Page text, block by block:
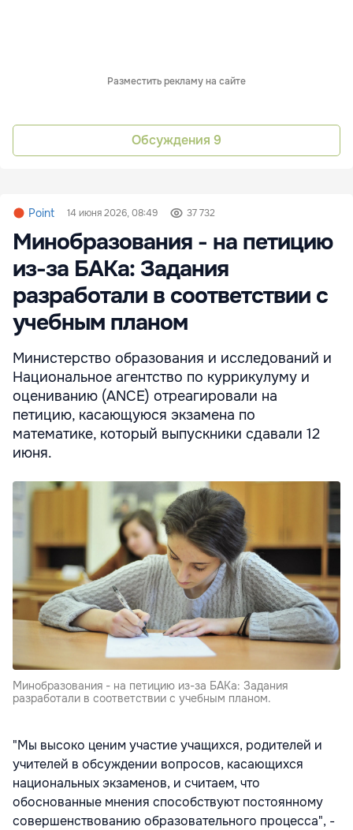
Разместить рекламу на сайте
Обсуждения 9
Point 14 июня 2026, 08:49 37 732
Минобразования - на петицию
из-за БАКа: Задания
разработали в соответствии с
учебным планом
Министерство образования и исследований и
Национальное агентство по куррикулуму и
оцениванию (ANCE) отреагировали на
петицию, касающуюся экзамена по
математике, который выпускники сдавали 12
июня.
Минобразования - на петицию из-за БАКа: Задания
разработали в соответствии с учебным планом.
"Мы высоко ценим участие учащихся, родителей и
учителей в обсуждении вопросов, касающихся
национальных экзаменов, и считаем, что
обоснованные мнения способствуют постоянному
совершенствованию образовательного процесса", -